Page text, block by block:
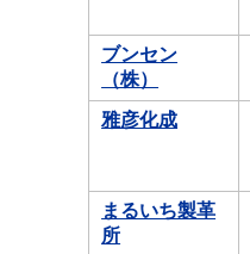
ブンセン
（株）
雅彦化成
まるいち製革
所